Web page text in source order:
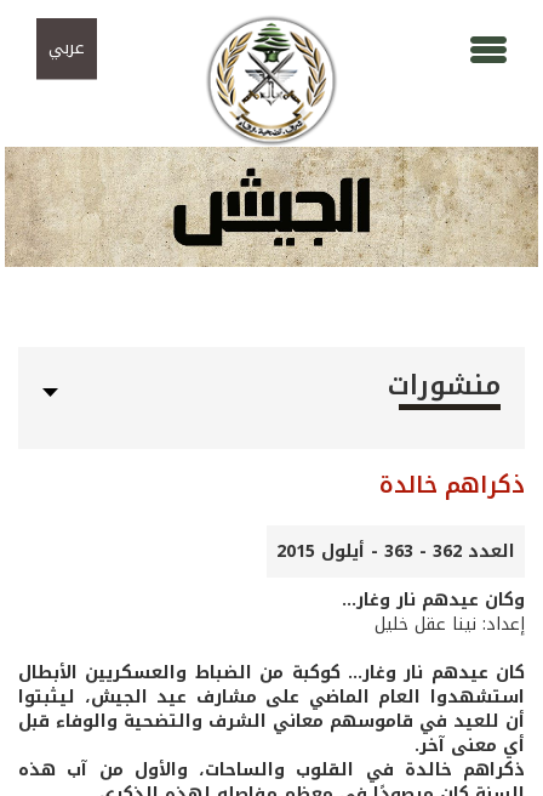
عربي
منشورات
ذكراهم خالدة
العدد 362 - 363 - أيلول 2015
وكان عيدهم نار وغار...
إعداد: نينا عقل خليل
كان عيدهم نار وغار... كوكبة من الضباط والعسكريين الأبطال
استشهدوا العام الماضي على مشارف عيد الجيش، ليثبتوا
أن للعيد في قاموسهم معاني الشرف والتضحية والوفاء قبل
أي معنى آخر.
ذكراهم خالدة في القلوب والساحات، والأول من آب هذه